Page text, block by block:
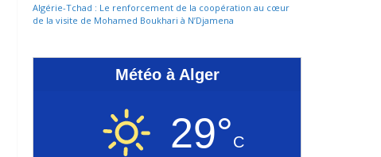
Algérie-Tchad : Le renforcement de la coopération au cœur
de la visite de Mohamed Boukhari à N’Djamena
Météo à Alger
29°C